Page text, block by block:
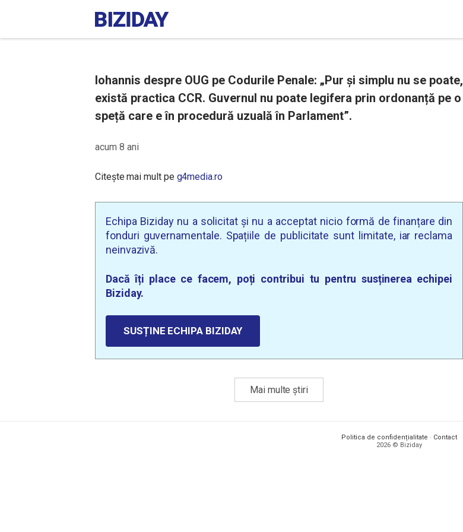
Iohannis despre OUG pe Codurile Penale: „Pur și simplu nu se poate,
există practica CCR. Guvernul nu poate legifera prin ordonanță pe o
speță care e în procedură uzuală în Parlament”.
acum 8 ani
Citește mai mult pe g4media.ro
Echipa Biziday nu a solicitat și nu a acceptat nicio formă de finanțare din
fonduri guvernamentale. Spațiile de publicitate sunt limitate, iar reclama
neinvazivă.
Dacă îți place ce facem, poți contribui tu pentru susținerea echipei
Biziday.
SUSȚINE ECHIPA BIZIDAY
Mai multe știri
Politica de confidențialitate · Contact
2026 © Biziday